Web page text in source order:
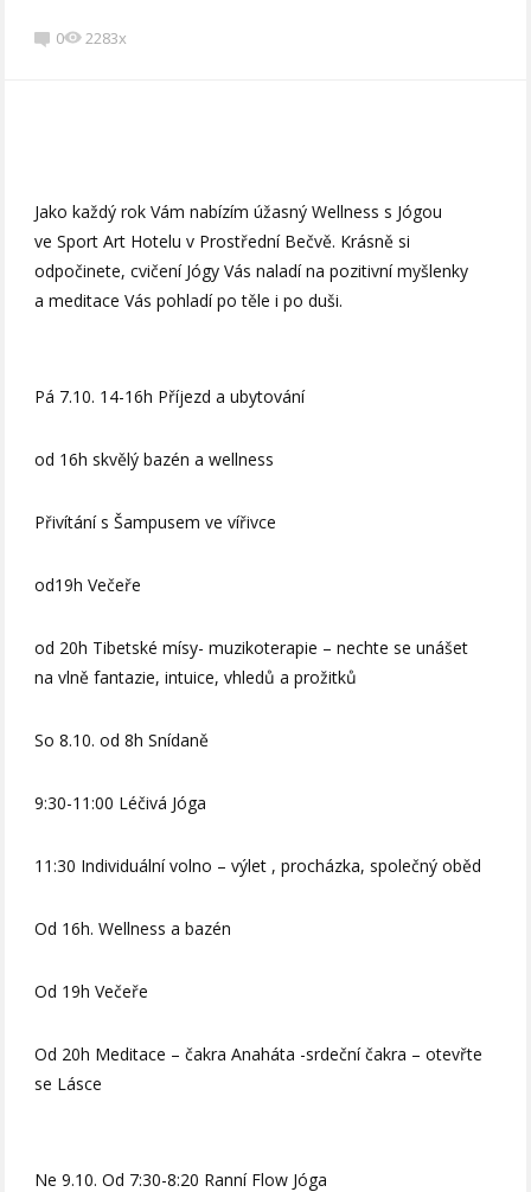
0 2283x
Jako každý rok Vám nabízím úžasný Wellness s Jógou
ve Sport Art Hotelu v Prostřední Bečvě. Krásně si
odpočinete, cvičení Jógy Vás naladí na pozitivní myšlenky
a meditace Vás pohladí po těle i po duši.
Pá 7.10. 14-16h Příjezd a ubytování
od 16h skvělý bazén a wellness
Přivítání s Šampusem ve vířivce
od19h Večeře
od 20h Tibetské mísy- muzikoterapie – nechte se unášet
na vlně fantazie, intuice, vhledů a prožitků
So 8.10. od 8h Snídaně
9:30-11:00 Léčivá Jóga
11:30 Individuální volno – výlet , procházka, společný oběd
Od 16h. Wellness a bazén
Od 19h Večeře
Od 20h Meditace – čakra Anaháta -srdeční čakra – otevřte
se Lásce
Ne 9.10. Od 7:30-8:20 Ranní Flow Jóga